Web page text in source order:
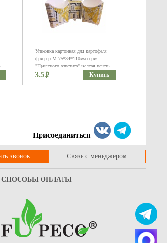
Упаковка картонная для картофеля
фри р-р M 75*34*110мм серия
"Приятного аппетита" желтая печать
3.5 Купить
контейнеру 380 мл с круглым дном
Присоединиться
звонок Связь с менеджером
СПОСОБЫ ОПЛАТЫ